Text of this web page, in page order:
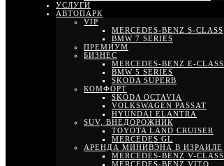
УСЛУГИ
АВТОПАРК
VIP
MERCEDES-BENZ S-CLASS
BMW 7 SERIES
ПРЕМИУМ
БИЗНЕС
MERCEDES-BENZ E-CLASS
BMW 5 SERIES
SKODA SUPERB
КОМФОРТ
SKODA OCTAVIA
VOLKSWAGEN PASSAT
HYUNDAI ELANTRA
SUV, ВНЕДОРОЖНИК
TOYOTA LAND CRUISER
MERCEDES GL
АРЕНДА МИНИВЭНА В ИЗРАИЛЕ
MERCEDES-BENZ V-CLASS
MERCEDES-BENZ VITO